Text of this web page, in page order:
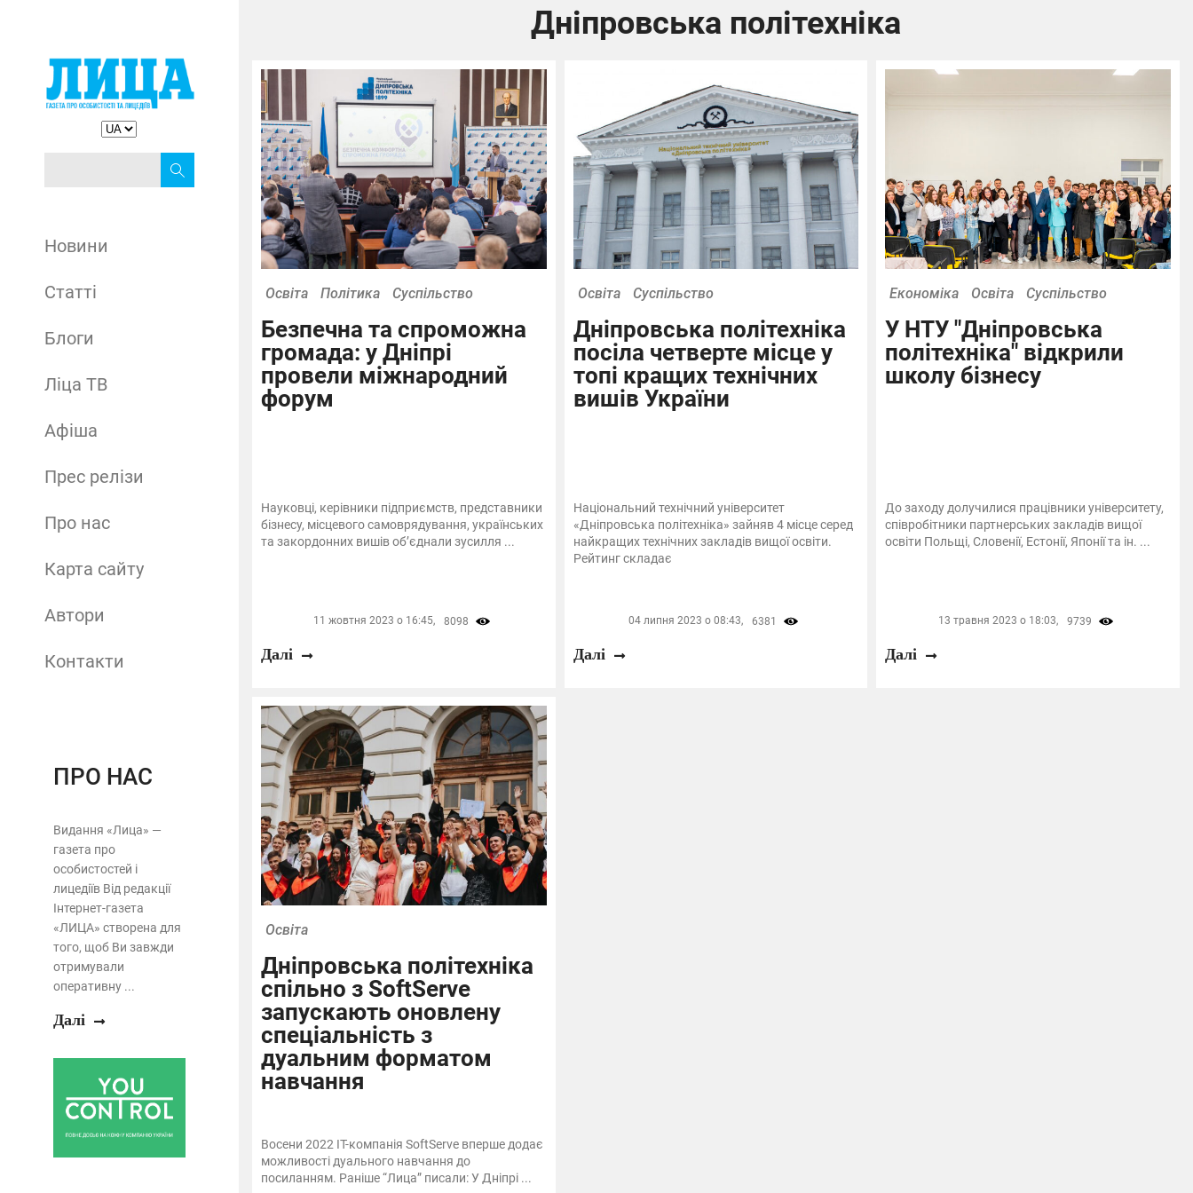
Новини
Статті
Блоги
Ліца ТВ
Афіша
Прес релізи
Про нас
Карта сайту
Автори
Контакти
ПРО НАС
Видання «Лица» —
газета про
особистостей і
лицедіїв Від редакції
Інтернет-газета
«ЛИЦА» створена для
того, щоб Ви завжди
отримували
оперативну ...
Далі
Дніпровська політехніка
Освіта Політика Суспільство
Безпечна та спроможна
громада: у Дніпрі
провели міжнародний
форум
Науковці, керівники підприємств, представники
бізнесу, місцевого самоврядування, українських
та закордонних вишів об’єднали зусилля ...
11 жовтня 2023 о 16:45, 8098
Далі
Освіта Суспільство
Дніпровська політехніка
посіла четверте місце у
топі кращих технічних
вишів України
Національний технічний університет
«Дніпровська політехніка» зайняв 4 місце серед
найкращих технічних закладів вищої освіти.
Рейтинг складає
04 липня 2023 о 08:43, 6381
Далі
Економіка Освіта Суспільство
У НТУ "Дніпровська
політехніка" відкрили
школу бізнесу
До заходу долучилися працівники університету,
співробітники партнерських закладів вищої
освіти Польщі, Словенії, Естонії, Японії та ін. ...
13 травня 2023 о 18:03, 9739
Далі
Освіта
Дніпровська політехніка
спільно з SoftServe
запускають оновлену
спеціальність з
дуальним форматом
навчання
Восени 2022 ІТ-компанія SoftServe вперше додає
можливості дуального навчання до
посиланням. Раніше “Лица” писали: У Дніпрі ...